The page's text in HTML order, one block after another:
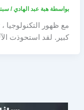
بواسطة هبة عبد الهادي/
مع ظهور
كبير. لقد استحوذت